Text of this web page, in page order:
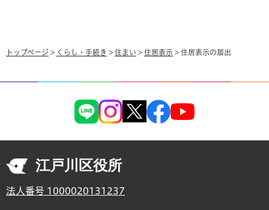
トップページ > くらし・手続き > 住まい > 住居表示 > 住居表示の届出
江戸川区役所
法人番号 1000020131237